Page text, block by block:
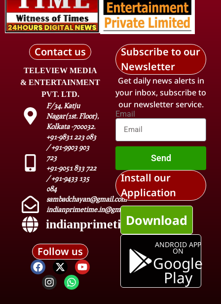
Contact us
TELEVIEW MEDIA
& ENTERTAINMENT
PVT. LTD.
F/34, Katju
Nagar(1st. Floor),
Kolkata -700032.
+91-9831 223 083
/ +91-9903 903
723
+91-9051 833 722
/ +91-9433 135
084
sambadchayan@gmail.com
indianprimetime.in@gmail.com
indianprimetime.in
Follow us
Subscribe to our
Newsletter
Get daily news alerts in
your inbox, subscribe to
our newsletter service.
Email
Send
Install our
Application
Download
ANDROID APP
ON
Google
Play